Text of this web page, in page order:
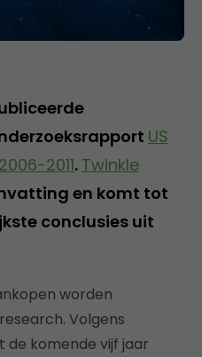
US
2011. Twinkle
en komt tot
conclusies uit
worden
Volgens
de komende vijf jaar